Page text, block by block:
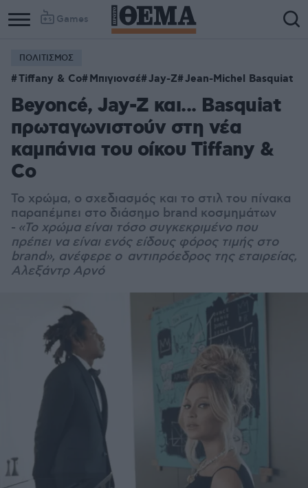
Games
ΠΟΛΙΤΙΣΜΟΣ
Tiffany & Co Μπιγιονσέ Jay-Z Jean-Michel Basquiat
Beyoncé, Jay-Z και... Basquiat
πρωταγωνιστούν στη νέα
καμπάνια του οίκου Tiffany &
Co
Το χρώμα, ο σχεδιασμός και το στιλ του πίνακα
παραπέμπει στο διάσημο brand κοσμημάτων
- «Το χρώμα είναι τόσο συγκεκριμένο που
πρέπει να είναι ενός είδους φόρος τιμής στο
brand», ανέφερε ο αντιπρόεδρος της εταιρείας,
Αλεξάντρ Αρνό